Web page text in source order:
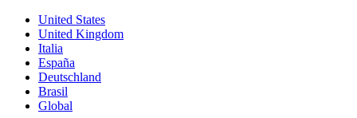
United States
United Kingdom
Italia
España
Deutschland
Brasil
Global